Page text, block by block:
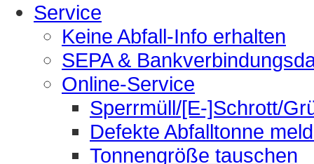
Service
Keine Abfall-Info erhalten
SEPA &
Online-Service
Sperrmüll/[E-]Schrott/
Defekte Abfalltonne
Tonnengröße tauschen